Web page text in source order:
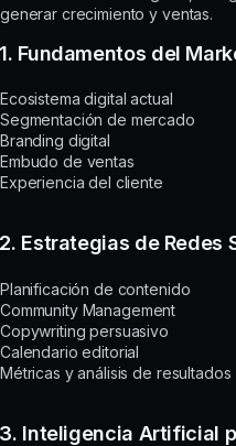
generar crecimiento y ventas.
1. Fundamentos del
Ecosistema digital actual
Segmentación de mercado
Branding digital
Embudo de ventas
Experiencia del cliente
2. Estrategias de Redes
Planificación de contenido
Community Management
Copywriting persuasivo
Calendario editorial
Métricas y análisis de resultados
3. Inteligencia Artificial